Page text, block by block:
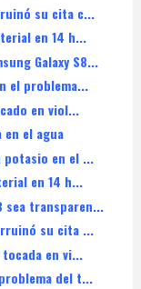
su cita c...
en 14 h...
Galaxy S8...
el problema...
en viol...
el agua
potasio en el ...
en 14 h...
sea transparen...
su cita ...
en vi...
del t...